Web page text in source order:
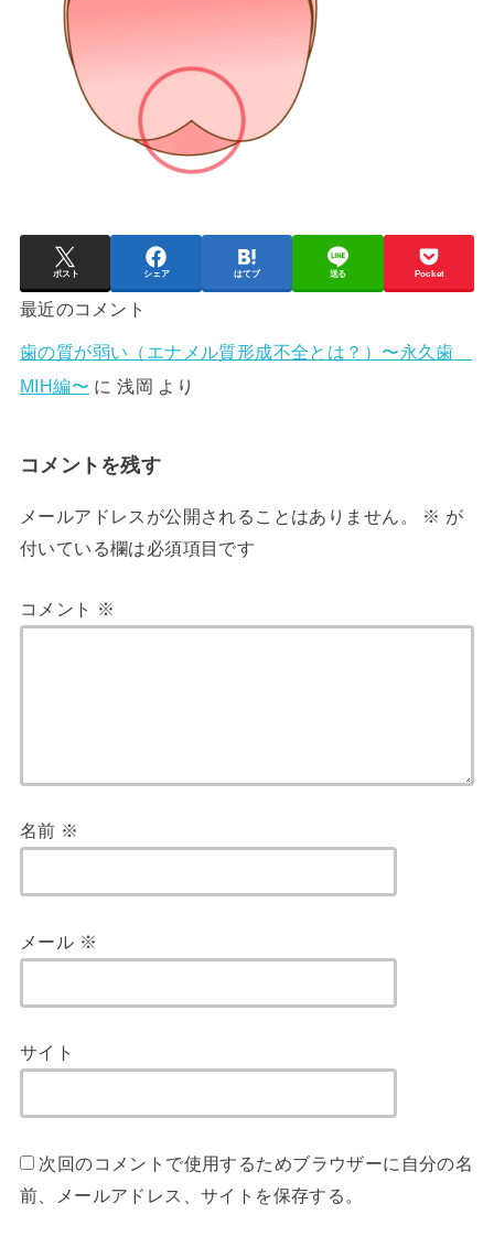
ポスト シェア はてブ 送る Pocket
最近のコメント
歯の質が弱い（エナメル質形成不全とは？）〜永久歯
MIH編〜 に浅岡 より
コメントを残す
メールアドレスが公開されることはありません。 ※ が
付いている欄は必須項目です
コメント ※
名前 ※
メール ※
サイト
次回のコメントで使用するためブラウザーに自分の名
前、メールアドレス、サイトを保存する。